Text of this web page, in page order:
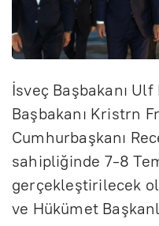
İsveç Başbakanı
Başbakanı Kristrn
Cumhurbaşkanı
sahipliğinde 7-8
gerçekleştirilecek
ve Hükümet